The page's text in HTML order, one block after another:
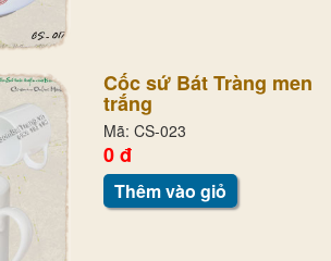
Cốc sứ Bát Tràng men
trắng
Mã: CS-023
0 đ
Thêm vào giỏ